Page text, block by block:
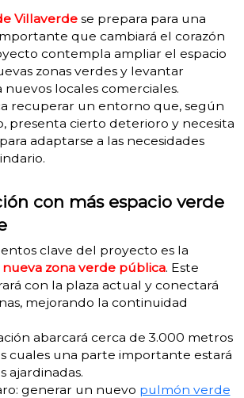
Villaverdese prepara para una
que cambiará el corazón
contempla ampliar el espacio
zonas verdes y levantar
nuevos locales comerciales.
recuperar un entorno que, según
presenta cierto deterioro y necesita
adaptarse a las necesidades
con más espacio verde
clave del proyecto es la
nueva zona verde pública. Este
con la plaza actual y conectará
mejorando la continuidad
abarcará cerca de 3.000 metros
cuales una parte importante estará
ajardinadas.
generar un nuevo pulmón verde